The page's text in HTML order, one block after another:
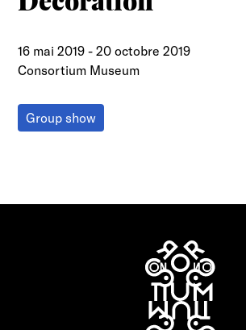
16 mai 2019 -20 octobre 2019
Consortium Museum
Group show